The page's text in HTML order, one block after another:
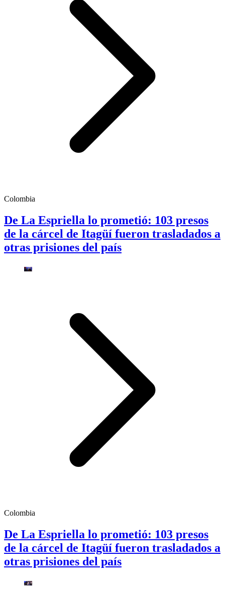
Colombia
De La Espriella lo prometió: 103 presos
de la cárcel de Itagüí fueron trasladados a
otras prisiones del país
Colombia
De La Espriella lo prometió: 103 presos
de la cárcel de Itagüí fueron trasladados a
otras prisiones del país